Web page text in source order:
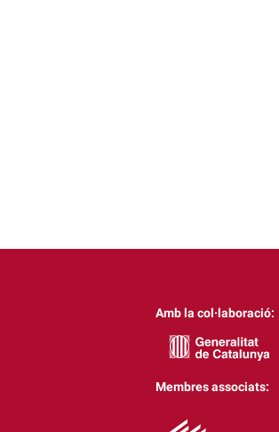
Amb la col·laboració:
Membres associats: